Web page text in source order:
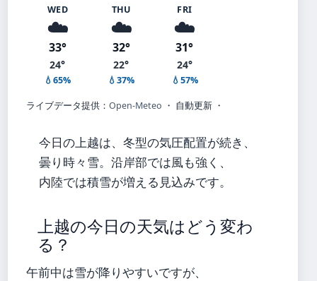
WED
☁️
33°
24°
💧65%
THU
☁️
32°
22°
💧37%
FRI
☁️
31°
24°
💧57%
ライブデータ提供： Open-Meteo ・ 自動更新 ・
今日の上越は、冬型の気圧配置が続き、
曇り時々雪。沿岸部では風も強く、
内陸では積雪が増える見込みです。
上越の今日の天気はどう変わ
る？
午前中は雪が降りやすいですが、